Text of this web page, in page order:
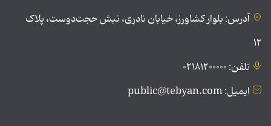
آدرس: بلوار کشاورز، خیابان نادری، نبش حجت‌دوست، پلاک
۱۲
تلفن: ۰۲۱۸۱۲۰۰۰۰۰
ایمیل: public@tebyan.com